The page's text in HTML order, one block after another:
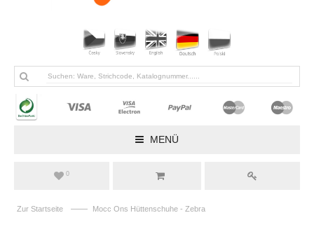
MENÜ
0
Zur Startseite —— Mocc Ons Hüttenschuhe - Zebra